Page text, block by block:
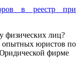
в реестр при
физических лиц?
опытных юристов по
фирме